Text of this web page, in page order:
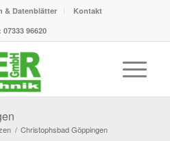
& Datenblätter
Kontakt
07333 96620
/ Christophsbad Göppingen